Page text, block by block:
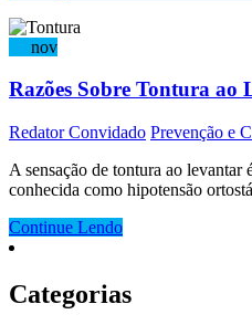
nov
Razões Sobre Tontura ao
Redator Convidado Prevenção e
A sensação de tontura ao levantar
conhecida como hipotensão
Continue Lendo
Categorias